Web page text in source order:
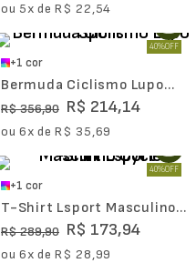
ou 5x deR$ 22,54
40%OFF
+1 cor
Bermuda Ciclismo Lupo
Sport
R$356,90 R$ 214,14
ou6x deR$ 35,69
40%OFF
+1 cor
T-Shirt Lsport Masculino
Cycle
R$289,90 R$ 173,94
ou6x deR$ 28,99